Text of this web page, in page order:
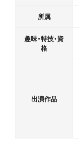
所属
趣味・特技・資
格
出演作品